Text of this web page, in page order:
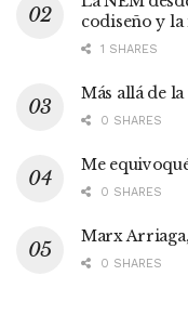
codiseño y
1 SHARES
Más allá de la
0 SHARES
Me
0 SHARES
Marx
0 SHARES